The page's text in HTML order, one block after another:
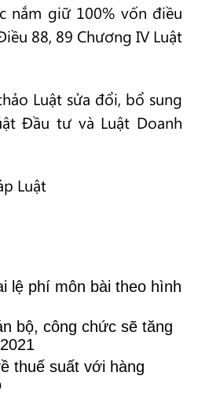
nắm giữ 100% vốn điều
88, 89 Chương IV Luật
Luật sửa đổi, bổ sung
Đầu tư và Luật Doanh
Luật
lệ phí môn bài theo hình
bộ, công chức sẽ tăng
thuế suất với hàng